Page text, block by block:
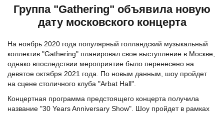
Группа "Gathering" объявила новую
дату московского концерта
На ноябрь 2020 года популярный голландский музыкальный
коллектив "Gathering" планировал свое выступление в Москве,
однако впоследствии мероприятие было перенесено на
девятое октября 2021 года. По новым данным, шоу пройдет
на сцене столичного клуба "Arbat Hall".
Концертная программа предстоящего концерта получила
название "30 Years Anniversary Show". Шоу пройдет в рамках